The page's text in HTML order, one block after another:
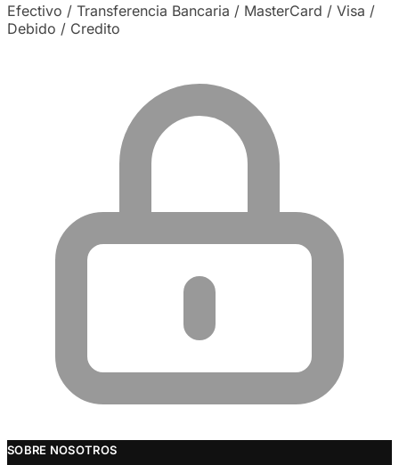
Efectivo / Transferencia Bancaria / MasterCard / Visa /
Debido / Credito
SOBRE NOSOTROS